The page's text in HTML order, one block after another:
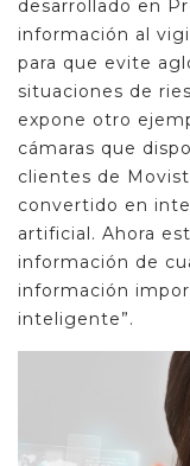
desarrollado en
información al
para que evite
situaciones de
expone otro
cámaras que
clientes de
convertido en
artificial. Ahora
información de
información
inteligente”.